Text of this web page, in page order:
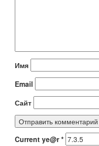
Имя
Email
Сайт
Current ye@r*